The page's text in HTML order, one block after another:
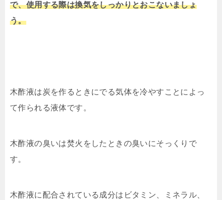
で、使用する際は換気をしっかりとおこないましょ
う。
木酢液は炭を作るときにでる気体を冷やすことによっ
て作られる液体です。
木酢液の臭いは焚火をしたときの臭いにそっくりで
す。
木酢液に配合されている成分はビタミン、ミネラル、